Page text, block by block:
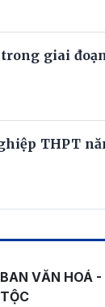
giai
THPT
BAN VĂN HOÁ
TỘC